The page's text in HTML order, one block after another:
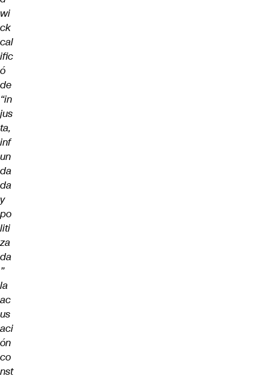
wi
ck
cal
ific
ó
de
“in
jus
ta,
inf
un
da
da
y
po
liti
za
da
”
la
ac
us
aci
ón
co
nst